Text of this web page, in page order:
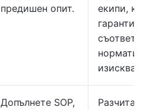
предишен опит.
екипи,
Допълнете SOP,